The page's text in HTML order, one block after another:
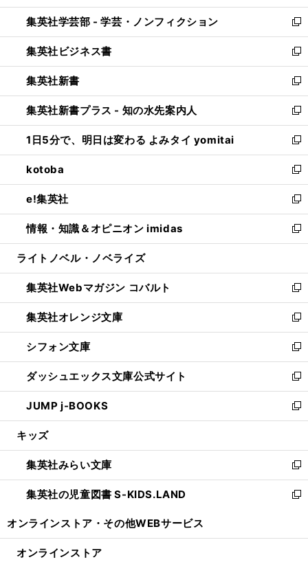
開
く
ウ
で
開
く
ン
ド
ウ
で
開
く
ウ
ィ
ン
ド
ウ
で
開
く
集英社学芸部 - 学芸・ノンフィクション
新
し
い
ウ
ィ
ン
ド
ウ
で
開
く
集英社ビジネス書
新
し
い
ウ
ィ
ン
ド
ウ
で
開
く
集英社新書
新
し
い
ウ
ィ
ン
ド
ウ
で
開
く
集英社新書プラス - 知の水先案内人
新
し
い
ウ
ィ
ン
ド
ウ
で
開
1日5分で、明日は変わる よみタイ yomitai
新
し
い
ウ
ィ
ン
ド
ウ
開
く
kotoba
新
し
い
ウ
ィ
ン
ウ
で
開
く
e!集英社
新
し
い
ウ
ン
ド
ウ
で
開
く
情報・知識＆オピニオン imidas
新
し
ウ
ィ
ン
ド
ウ
で
開
く
ライトノベル・ノベライズ
集英社Webマガジン コバルト
新
し
い
ウ
ィ
ン
ド
ウ
で
開
集英社オレンジ文庫
新
し
い
ウ
ィ
ン
ド
ウ
開
く
シフォン文庫
新
し
い
ウ
ィ
ン
ウ
で
開
く
ダッシュエックス文庫公式サイト
新
し
い
ウ
ン
ド
ウ
で
JUMP j-BOOKS
新
し
ウ
ィ
ン
ド
開
キッズ
集英社みらい文庫
新
し
い
ン
集英社の児童図書 S-KIDS.LAND
新
ウ
オンラインストア・ その他WEBサービス
オンラインストア